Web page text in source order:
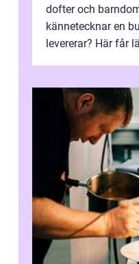
dofter och
kännetecknar en
levererar? Här får